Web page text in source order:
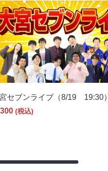
セブンライブ（8/19 19:30）
(税込)